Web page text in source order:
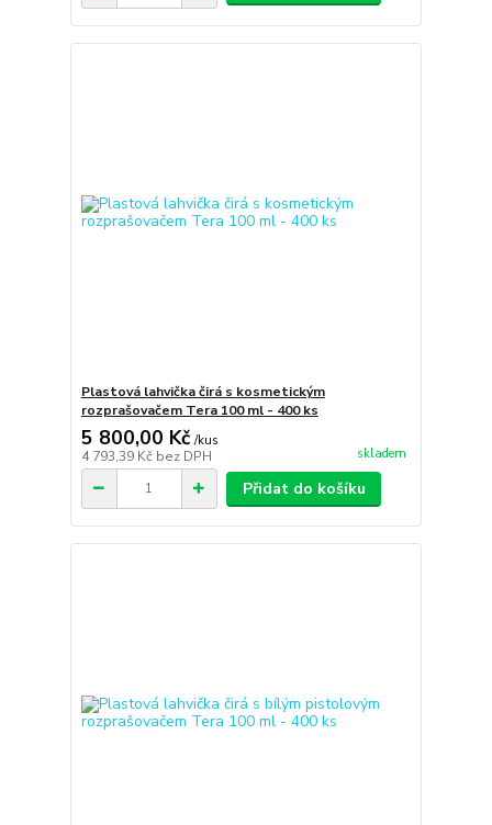
Plastová lahvička čirá s kosmetickým
rozprašovačem Tera 100 ml - 400 ks
5 800,00 Kč /kus
4 793,39 Kč bez DPH skladem
Přidat do košíku